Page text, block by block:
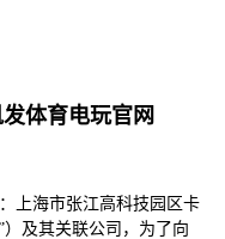
体育电玩官网
上海市张江高科技园区卡
）及其关联公司，为了向